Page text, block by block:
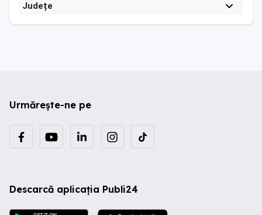
Județe
Urmărește-ne pe
Descarcă aplicația Publi24